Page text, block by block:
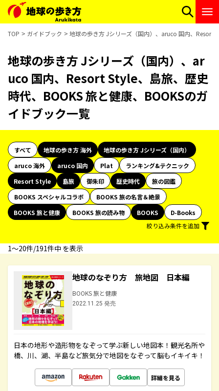
TOP ガイドブック 地球の歩き方 Jシリーズ（国内）、aruco 国内、Resort
地球の歩き方 Jシリーズ（国内）、ar
uco 国内、Resort Style、島旅、歴史
時代、BOOKS 旅と健康、BOOKSのガ
イドブック一覧
すべて 地球の歩き方 海外
地球の歩き方 Jシリーズ（国内）
aruco 海外
aruco 国内 Plat
ランキング&テクニック
Resort Style
島旅 御朱印 歴史時代
旅の図鑑
BOOKS スペシャルコラボ
BOOKS 旅の名言＆絶景
BOOKS 旅と健康
BOOKS 旅の読み物 BOOKS
D-Books
絞り込み条件を追加
1〜20件/191件中 を表示
地球のなぞり方 旅地図 日本編
BOOKS 旅と健康
2022.11.25 発売
日本の地形や造形物をなぞって学ぶ新しい地図本！観光名所や
橋、川、湖、半島など旅気分で地図をなぞって脳もイキイキ！
詳細を見る